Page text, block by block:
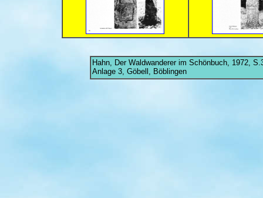
Hahn, Der Waldwanderer im Schönbuch, 1972,
Anlage 3, Göbell, Böblingen